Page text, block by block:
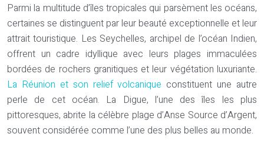
Parmi la multitude d’îles tropicales qui parsèment les océans,
certaines se distinguent par leur beauté exceptionnelle et leur
attrait touristique. Les Seychelles, archipel de l’océan Indien,
offrent un cadre idyllique avec leurs plages immaculées
bordées de rochers granitiques et leur végétation luxuriante.
La Réunion et son relief volcanique constituent une autre
perle de cet océan. La Digue, l’une des îles les plus
pittoresques, abrite la célèbre plage d’Anse Source d’Argent,
souvent considérée comme l’une des plus belles au monde.